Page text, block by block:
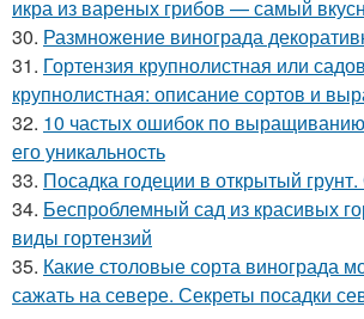
икра из вареных грибов — самый
30. Размножение винограда
31. Гортензия крупнолистная или
крупнолистная: описание сортов и
32. 10 частых ошибок по
его уникальность
33. Посадка годеции в открытый
34. Беспроблемный сад из красивых
виды гортензий
35. Какие столовые сорта винограда
сажать на севере. Секреты посадки